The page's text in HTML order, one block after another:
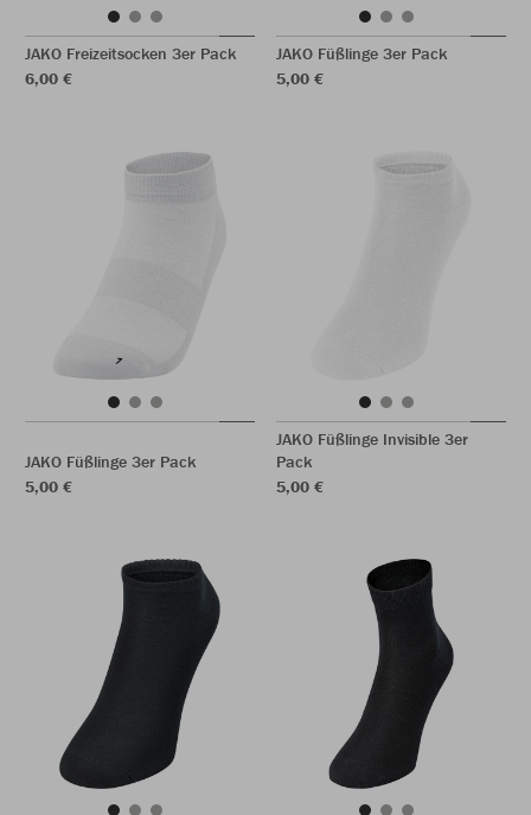
JAKO Freizeitsocken 3er Pack
6,00 €
JAKO Füßlinge 3er Pack
5,00 €
JAKO Füßlinge 3er Pack
5,00 €
JAKO Füßlinge Invisible 3er
Pack
5,00 €